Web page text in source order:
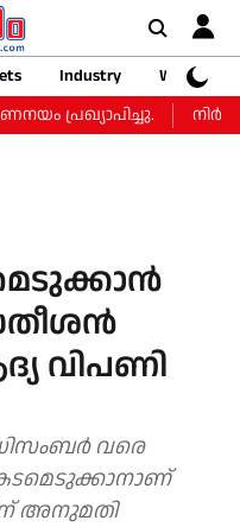
Industry
Web
പ്രഖ്യാപിച്ചു.
വിപണി
വരെ
അനുമതി